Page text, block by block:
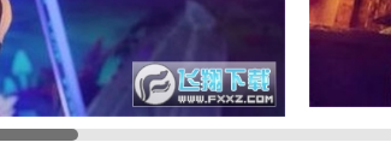
声音搭配的游戏。
展现玩家的操作能力和游戏分析效果。